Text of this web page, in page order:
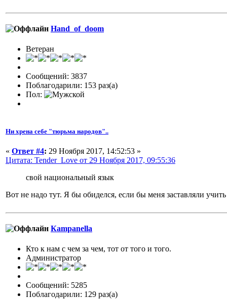
Hand_of_doom
Ветеран
Сообщений: 3837
Поблагодарили: 153 раз(а)
Пол:
Ни хрена себе "тюрьма народов"..
« Ответ #4: 29 Ноября 2017, 14:52:53 »
Цитата: Tender_Love от 29 Ноября 2017, 09:55:36
свой национальный язык
Вот не надо тут. Я бы обиделся, если бы меня заставляли
Кampanella
Кто к нам с чем за чем, тот от того и того.
Администратор
Сообщений: 5285
Поблагодарили: 129 раз(а)